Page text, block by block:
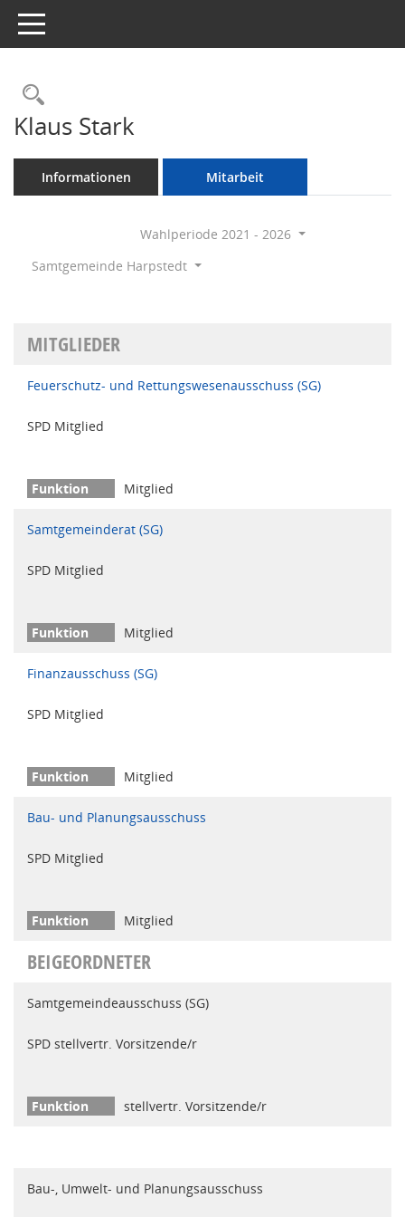
Toggle navigation
Rechercheauswahl
Klaus Stark
Informationen Mitarbeit
Wahlperiode 2021 - 2026
Samtgemeinde Harpstedt
MITGLIEDER
Feuerschutz- und Rettungswesenausschuss (SG)
SPD Mitglied
Mitglied
Samtgemeinderat (SG)
SPD Mitglied
Mitglied
Finanzausschuss (SG)
SPD Mitglied
Mitglied
Bau- und Planungsausschuss
SPD Mitglied
Mitglied
BEIGEORDNETER
Samtgemeindeausschuss (SG)
SPD stellvertr. Vorsitzende/r
stellvertr. Vorsitzende/r
Bau-, Umwelt- und Planungsausschuss